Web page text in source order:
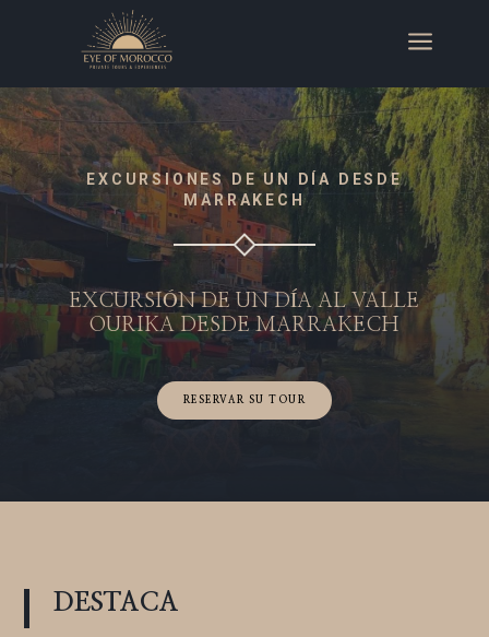
a
EXCURSIONES DE UN DÍA DESDE
MARRAKECH
EXCURSIÓN DE UN DÍA AL VALLE
OURIKA DESDE MARRAKECH
RESERVAR SU TOUR
DESTACA